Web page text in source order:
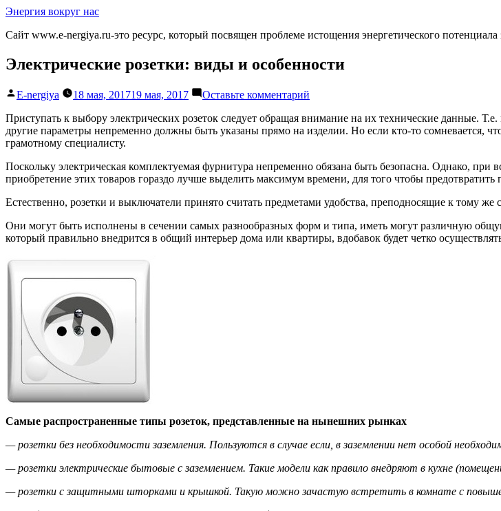
Перейти
содержимому
Энергия вокруг нас
Сайт www.e-nergiya.ru-это ресурс, который посвящен проблеме истощения энергетического потенциала
Электрические розетки: виды и особенности
Написано
E-nergiya 18 мая, 201719 мая, 2017 Оставьте комментарий
розетки:
виды
Приступать к выбору электрических розеток следует обращая внимание на их технические данные.
другие параметры непременно должны быть указаны прямо на изделии. Но если кто-то сомневается,
грамотному специалисту.
Поскольку электрическая комплектуемая фурнитура непременно обязана быть безопасна. Однако, при
приобретение этих товаров гораздо лучше выделить максимум времени, для того чтобы предотвратить
Естественно, розетки и выключатели принято считать предметами удобства, преподносящие к тому же
Они могут быть исполнены в сечении самых разнообразных форм и типа, иметь могут различную
который правильно внедрится в общий интерьер дома или квартиры, вдобавок будет четко
Самые распространенные типы розеток, представленные на нынешних рынках
— розетки без необходимости заземления. Пользуются в случае если, в заземлении нет особой
— розетки электрические бытовые с заземлением. Такие модели как правило внедряют в кухне
— розетки с защитными шторками и крышкой. Такую можно зачастую встретить в комнате с